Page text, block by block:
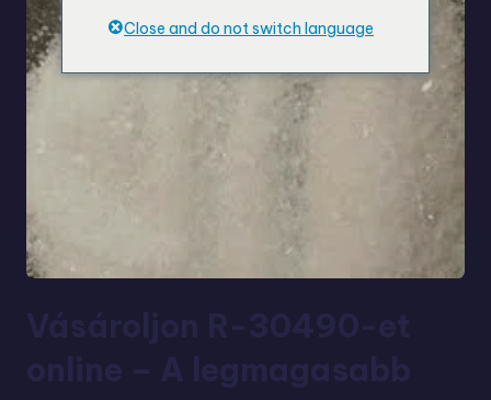
Close and do not switch language